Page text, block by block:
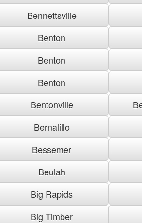
Bennettsville
Benton
Benton
Benton
Bentonville
Bernalillo
Bessemer
Beulah
Big Rapids
Big Timber